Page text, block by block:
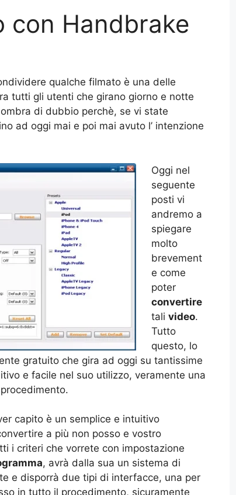
con Handbrake
qualche filmato è una delle
tutti gli utenti che girano giorno e notte
di dubbio perchè, se vi state
ad oggi mai e poi mai avuto l’ intenzione
Oggi nel
seguente
posti vi
andremo a
spiegare
molto
brevement
e come
poter
convertire
tali video.
Tutto
questo, lo
gratuito che gira ad oggi su tantissime
e facile nel suo utilizzo, veramente una
capito è un semplice e intuitivo
a più non posso e vostro
i criteri che vorrete con impostazione
, avrà dalla sua un sistema di
e disporrà due tipi di interfacce, una per
in tutto il procedimento, sicuramente